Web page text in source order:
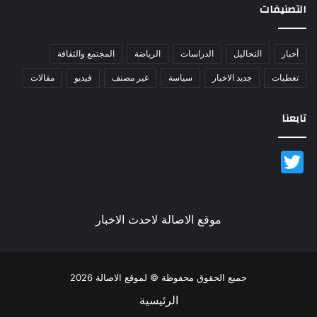
التصنيفات
أخبار التحاليل الدراسات الرياضة المجتمع والثقافة
تغطيات جديد الاخبار سياسة غير مصنف فيديو مقالات
تابعنا
موقع الاصالة لاحدث الاخبار
جميع الحقوق محفوظة © لموقع الاصالة 2026
الرئيسية